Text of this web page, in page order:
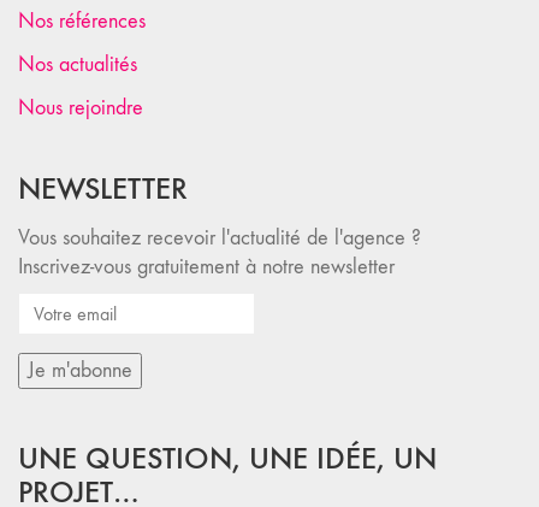
Nos références
Nos actualités
Nous rejoindre
NEWSLETTER
Vous souhaitez recevoir l'actualité de l'agence ?
Inscrivez-vous gratuitement à notre newsletter
UNE QUESTION, UNE IDÉE, UN
PROJET…